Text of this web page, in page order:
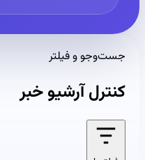
جست‌وجو و فیلتر
کنترل آرشیو خبر